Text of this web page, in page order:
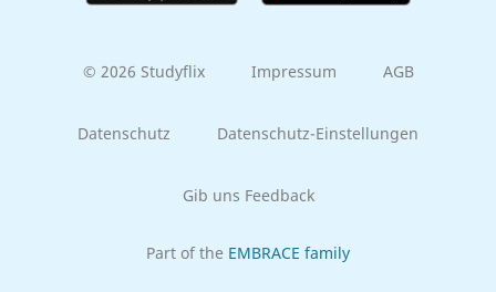
© 2026 Studyflix Impressum AGB
Datenschutz Datenschutz-Einstellungen
Gib uns Feedback
Part of the EMBRACE family